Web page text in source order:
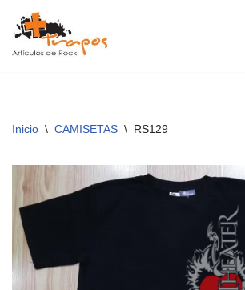
Saltar
Inicio \ CAMISETAS \ RS129